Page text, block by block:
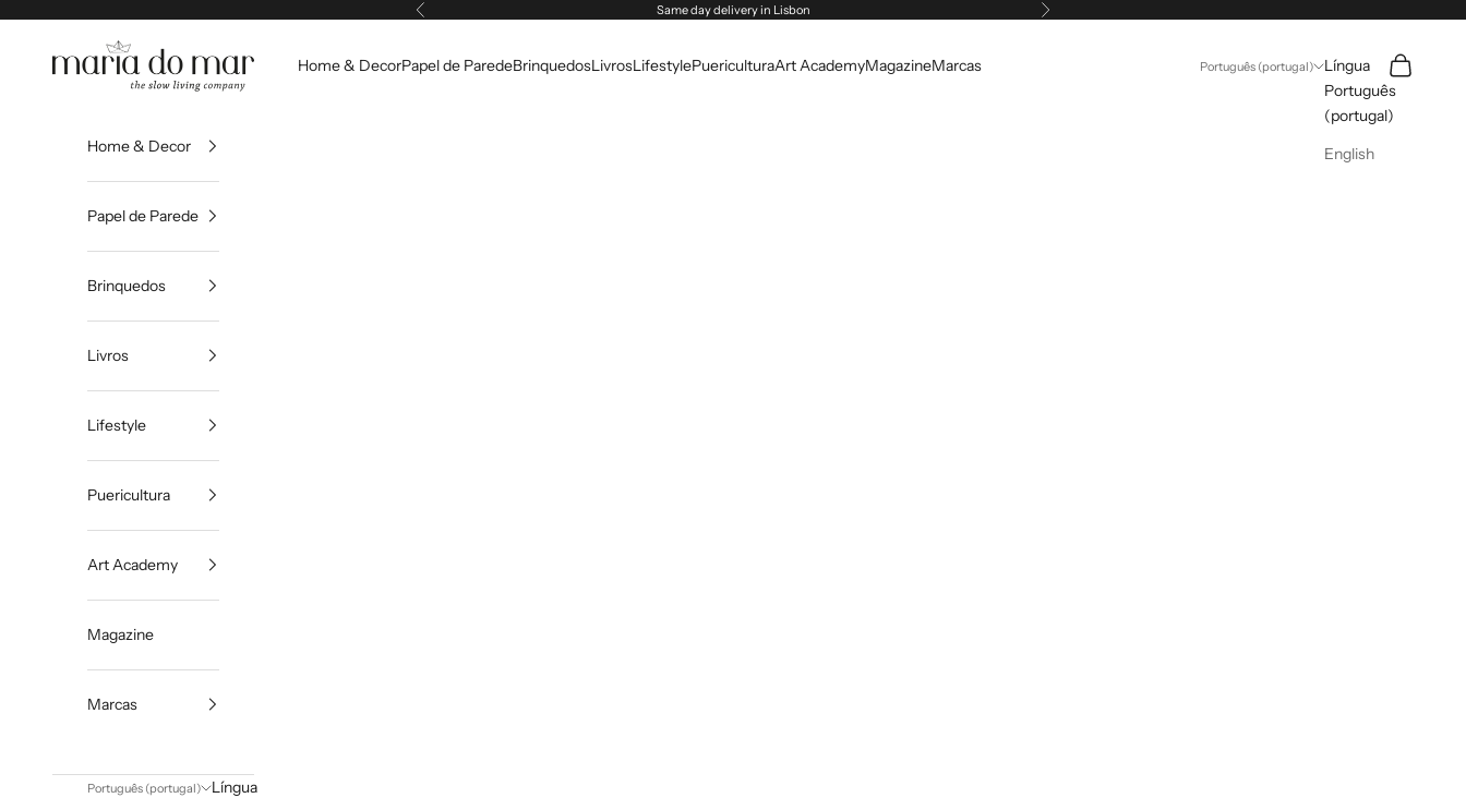
Anterior Same day delivery in Lisbon Próximo
Maria do Mar
Home & DecorPapel de ParedeBrinquedosLivrosLifestylePuericulturaArt AcademyMagazineMarcas Português (portugal)
Língua
Português
(portugal)
English
Pesquisar
Carrinho
Home & Decor
Papel de Parede
Brinquedos
Livros
Lifestyle
Puericultura
Art Academy
Magazine
Marcas
Português (portugal)
Língua